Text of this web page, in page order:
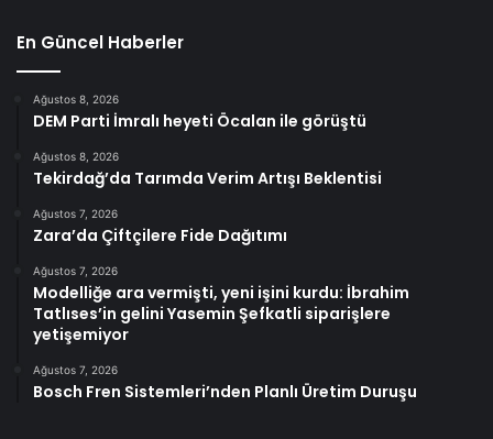
En Güncel Haberler
Ağustos 8, 2026
DEM Parti İmralı heyeti Öcalan ile görüştü
Ağustos 8, 2026
Tekirdağ’da Tarımda Verim Artışı Beklentisi
Ağustos 7, 2026
Zara’da Çiftçilere Fide Dağıtımı
Ağustos 7, 2026
Modelliğe ara vermişti, yeni işini kurdu: İbrahim
Tatlıses’in gelini Yasemin Şefkatli siparişlere
yetişemiyor
Ağustos 7, 2026
Bosch Fren Sistemleri’nden Planlı Üretim Duruşu